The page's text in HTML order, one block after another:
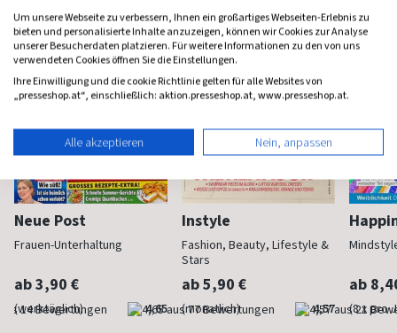
Neue Post
Frauen-Unterhaltung
ab 3,90 €
(werktäglich) 4,65
Instyle
Fashion, Beauty, Lifestyle &
Stars
ab 5,90 €
(monatlich) 4,57
ab
(8 x pro
Um unsere Webseite zu verbessern, Ihnen ein großartiges Webseiten-Erlebnis zu
bieten und personalisierte Inhalte anzuzeigen, können wir Cookies zur Analyse
unserer Besucherdaten platzieren. Für weitere Informationen zu den von uns
verwendeten Cookies öffnen Sie die Einstellungen.
Ihre Einwilligung und die cookie Richtlinie gelten für alle Websites von
„presseshop.at“, einschließlich: aktion.presseshop.at, www.presseshop.at.
Alle akzeptieren Nein, anpassen